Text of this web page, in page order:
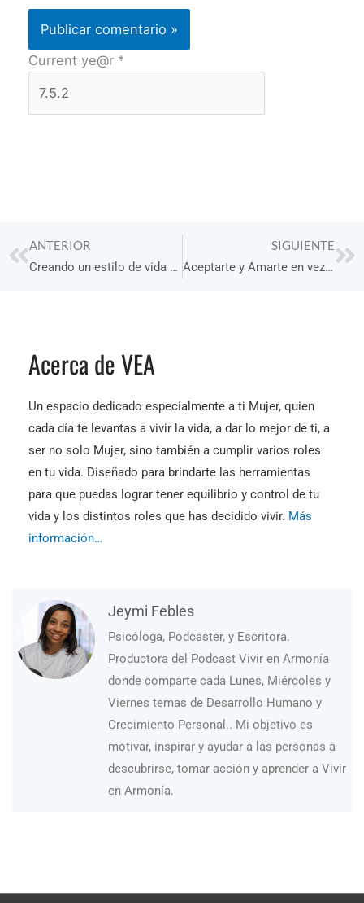
Current ye@r *
Prev
ANTERIOR
Creando un estilo de vida Antiapego
SIGUIENTE
Aceptarte y Amarte en vez de compararte
Acerca de VEA
Un espacio dedicado especialmente a ti Mujer, quien
cada día te levantas a vivir la vida, a dar lo mejor de ti, a
ser no solo Mujer, sino también a cumplir varios roles
en tu vida. Diseñado para brindarte las herramientas
para que puedas lograr tener equilibrio y control de tu
vida y los distintos roles que has decidido vivir. Más
información…
Jeymi Febles
Psicóloga, Podcaster, y Escritora.
Productora del Podcast Vivir en Armonía
donde comparte cada Lunes, Miércoles y
Viernes temas de Desarrollo Humano y
Crecimiento Personal.. Mi objetivo es
motivar, inspirar y ayudar a las personas a
descubrirse, tomar acción y aprender a Vivir
en Armonía.